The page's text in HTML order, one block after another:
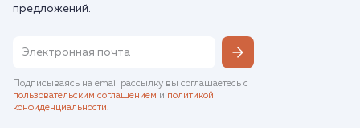
предложений.
Подписываясь на email рассылку вы соглашаетесь с
пользовательским соглашением и политикой
конфиденциальности.